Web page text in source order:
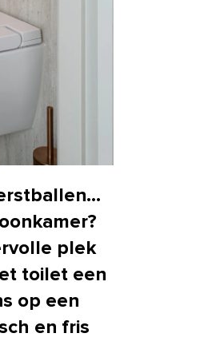
plek
toilet een
op een
en fris